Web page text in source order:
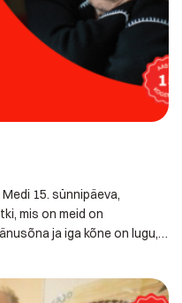
15. sünnipäeva,
mis on meid on
ja iga kõne on
lugu tuli meelde
Telefon oli tal olemas,